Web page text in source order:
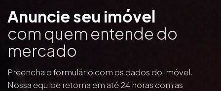
Anuncie seu imóvel
com quem entende do
mercado
Preencha o formulário com os dados do imóvel.
Nossa equipe retorna em até 24 horas com as